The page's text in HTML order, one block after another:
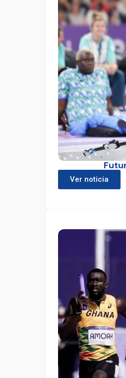
Ver noticia